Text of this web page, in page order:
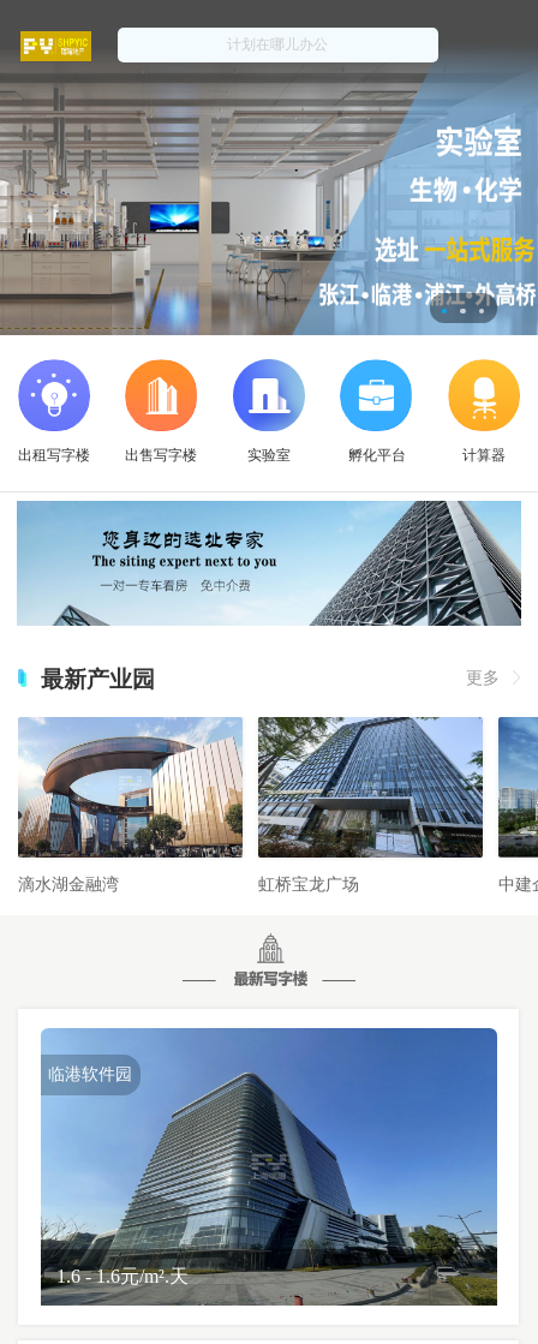
出租写字楼 出售写字楼 实验室 孵化平台 计算器
最新产业园 更多
滴水湖金融湾 虹桥宝龙广场 中建
临港软件园
1.6 - 1.6元/m².天